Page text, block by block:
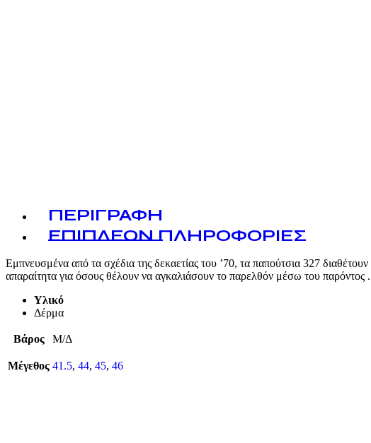
ΠΕΡΙΓΡΑΦΉ
ΕΠΙΠΛΈΟΝ ΠΛΗΡΟΦΟΡΊΕΣ
Εμπνευσμένα από τα σχέδια της δεκαετίας του ’70, τα παπούτσια 327
απαραίτητα για όσους θέλουν να αγκαλιάσουν το παρελθόν μέσω του παρόντος .
Υλικό
Δέρμα
Βάρος Μ/Δ
Μέγεθος 41.5, 44, 45, 46